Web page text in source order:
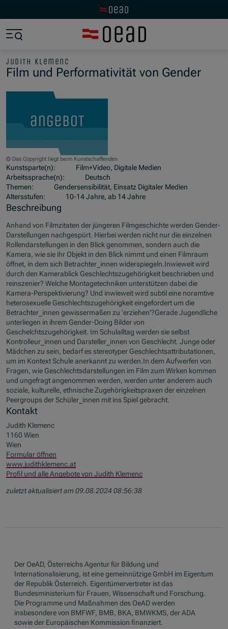
judith klemenc
Film und Performativität von Gender
© Das Copyright liegt beim Kunstschaffenden
Kunstsparte(n):
Film+Video, Digitale Medien
Arbeitssprache(n):
Deutsch
Themen:
Gendersensibilität, Einsatz Digitaler Medien
Altersstufen:
10-14 Jahre, ab 14 Jahre
Beschreibung
Anhand von Filmzitaten der jüngeren Filmgeschichte werden Gender-
Darstellungen nachgespürt. Hierbei werden nicht nur die einzelnen
Rollendarstellungen in den Blick genommen, sondern auch die
Kamera, wie sie ihr Objekt in den Blick nimmt und einen Filmraum
öffnet, in dem sich Betrachter_innen widerspiegeln.Inwieweit wird
durch den Kamerablick Geschlechtszugehörigkeit beschrieben und
reinszenier? Welche Montagetechniken unterstützen dabei die
Kamera-Perspektivierung? Und inwieweit wird subtil eine noramtive
heterosexuelle Geschlechtszugehörigkeit eingefordert um die
Betrachter_innen gewissermaßen zu 'erziehen'?Gerade Jugendliche
unterliegen in ihrem Gender-Doing Bilder von
Geschelchtszugehörigkeit. Im Schulalltag werden sie selbst
Kontrolleur_innen und Darsteller_innen von Geschlecht. Junge oder
Mädchen zu sein, bedarf es stereotyper Geschlechtsattributationen,
um im Kontext Schule anerkannt zu werden.In dem Aufwerfen von
Fragen, wie Geschlechtsdarstellungen im Film zum Wirken kommen
und ungefragt angenommen werden, werden unter anderem auch
soziale, kulturelle, ethnische Zugehörigkeitspraxen der einzelnen
Peergroups der Schüler_innen mit ins Spiel gebracht.
Kontakt
Judith Klemenc
1160 Wien
Wien
Formular öffnen
www.judithklemenc.at
Profil und alle Angebote von Judith Klemenc
zuletzt aktualisiert am 09.08.2024 08:56:38
Der OeAD, Österreichs Agentur für Bildung und
Internationalisierung, ist eine gemeinnützige GmbH im Eigentum
der Republik Österreich. Eigentümervertreter ist das
Bundesministerium für Frauen, Wissenschaft und Forschung.
Die Programme und Maßnahmen des OeAD werden
insbesondere von BMFWF, BMB, BKA, BMWKMS, der ADA
sowie der Europäischen Kommission finanziert.